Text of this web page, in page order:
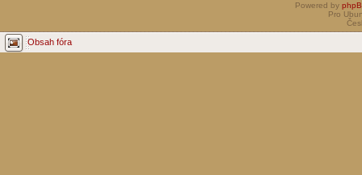
Powered by
Pro
Obsah fóra